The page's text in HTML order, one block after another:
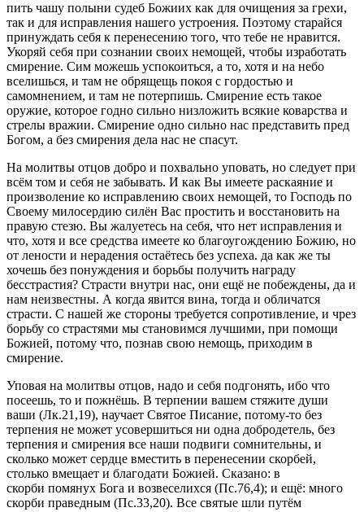
пить чашу полыни судеб Божиих как для очищения за грехи,
так и для исправления нашего устроения. Поэтому старайся
принуждать себя к перенесению того, что тебе не нравится.
Укоряй себя при сознании своих немощей, чтобы изработать
смирение. Сим можешь успокоиться, а то, хотя и на небо
вселишься, и там не обрящещь покоя с гордостью и
самомнением, и там не потерпишь. Смирение есть такое
оружие, которое годно сильно низложить всякие коварства и
стрелы вражии. Смирение одно сильно нас представить пред
Богом, а без смирения дела нас не спасут.
На молитвы отцов добро и похвально уповать, но следует при
всём том и себя не забывать. И как Вы имеете раскаяние и
произволение ко исправлению своих немощей, то Господь по
Своему милосердию силён Вас простить и восстановить на
правую стезю. Вы жалуетесь на себя, что нет исправления и
что, хотя и все средства имеете ко благоугождению Божию, но
от лености и нерадения остаётесь без успеха. да как же ты
хочешь без понуждения и борьбы получить награду
бесстрастия? Страсти внутри нас, они ещё не побеждены, да и
нам неизвестны. А когда явится вина, тогда и обличатся
страсти. С нашей же стороны требуется сопротивление, и чрез
борьбу со страстями мы становимся лучшими, при помощи
Божией, потому что, познав свою немощь, приходим в
смирение.
Уповая на молитвы отцов, надо и себя подгонять, ибо что
посеешь, то и пожнёшь. В терпении вашем стяжите души
ваши (Лк.21,19), научает Святое Писание, потому-то без
терпения не может усовершиться ни одна добродетель, без
терпения и смирения все наши подвиги сомнительны, и
сколько может сердце вместить в перенесении скорбей,
столько вмещает и благодати Божией. Сказано: в
скорби помянух Бога и возвеселихся (Пс.76,4); и ещё: много
скорби праведным (Пс.33,20). Все святые шли путём